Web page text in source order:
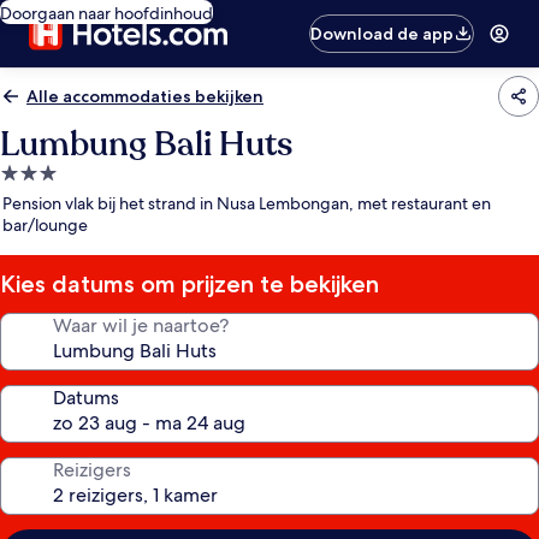
Doorgaan naar hoofdinhoud
Download de app
Alle accommodaties bekijken
Lumbung Bali Huts
3.0-
sterrenaccommodatie
Pension vlak bij het strand in Nusa Lembongan, met restaurant en
bar/lounge
Kies datums om prijzen te bekijken
Waar wil je naartoe?
Datums
Reizigers